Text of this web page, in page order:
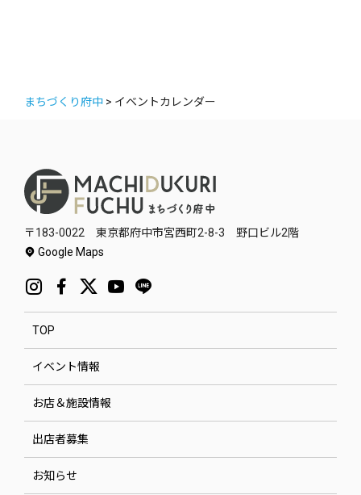
まちづくり府中 > イベントカレンダー
〒183-0022 東京都府中市宮西町2-8-3 野口ビル2階
Google Maps
TOP
イベント情報
お店＆施設情報
出店者募集
お知らせ